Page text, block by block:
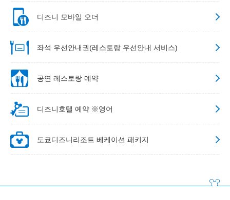
디즈니 모바일 오더
좌석 우선안내권(레스토랑 우선안내 서비스)
공연 레스토랑 예약
디즈니호텔 예약 ※영어
도쿄디즈니리조트 베케이션 패키지